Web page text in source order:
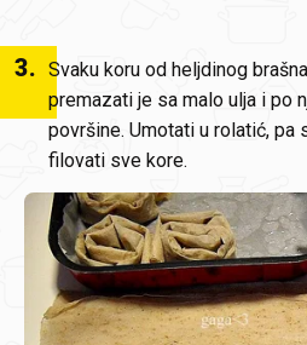
3. Svaku koru od heljdinog
premazati je sa malo ulja i po
površine. Umotati u rolatić, pa
filovati sve kore.